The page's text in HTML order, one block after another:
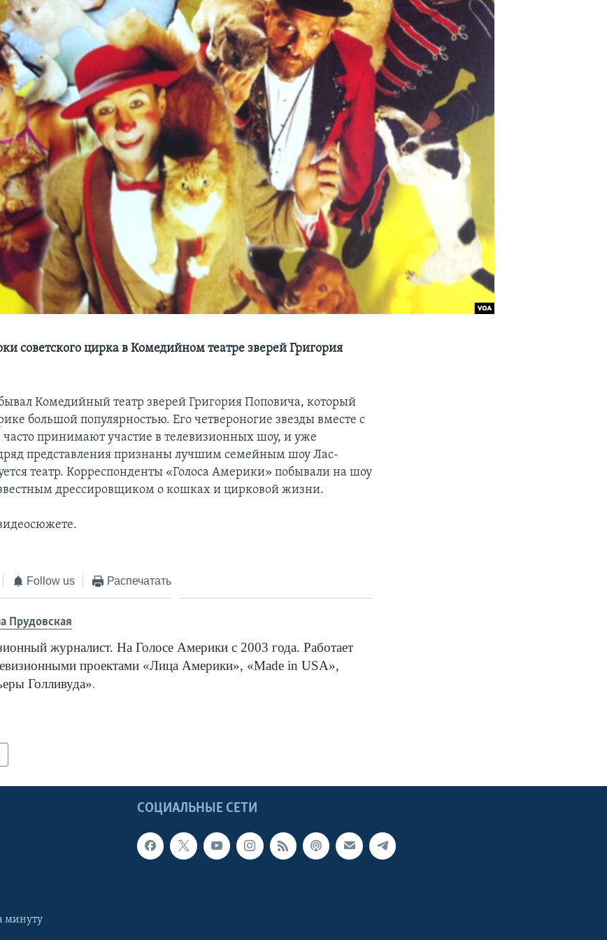
советского цирка в Комедийном театре зверей Григория
Комедийный театр зверей Григория Поповича, который
большой популярностью. Его четвероногие звезды вместе с
принимают участие в телевизионных шоу, и уже
представления признаны лучшим семейным шоу Лас-
театр. Корреспонденты «Голоса Америки» побывали на шоу
дрессировщиком о кошках и цирковой жизни.
Follow us Распечатать
Прудовская
журналист. На Голосе Америки с 2003 года. Работает
проектами «Лица Америки», «Made in USA»,
Голливуда».
СОЦИАЛЬНЫЕ СЕТИ
минуту